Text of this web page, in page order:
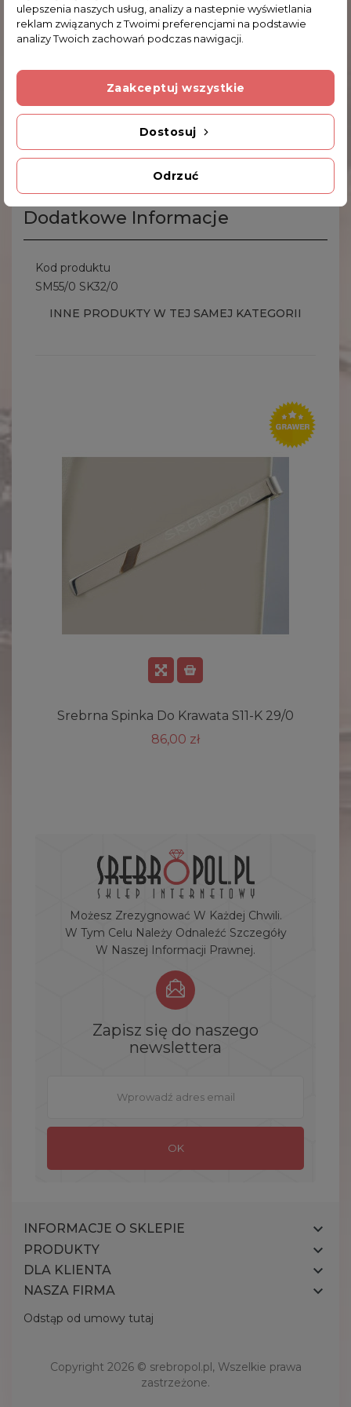
Spinki do mankietów: 1.7 x 1.0 cm (szer. x wys.)
Spinka do krawata: 6.4 x 0.5 cm (dł. x szer.)
Komentarze (0)
Na razie nie dodano żadnej recenzji.
Dodatkowe Informacje
Kod produktu
SM55/0 SK32/0
INNE PRODUKTY W TEJ SAMEJ KATEGORII
Srebrna Spinka Do Krawata S11-K 29/0
86,00 zł
Możesz Zrezygnować W Każdej Chwili.
W Tym Celu Należy Odnaleźć Szczegóły
W Naszej Informacji Prawnej.
Zapisz się do naszego
newslettera
INFORMACJE O SKLEPIE 
PRODUKTY 
DLA KLIENTA 
NASZA FIRMA 
ulepszenia naszych usług, analizy a nastepnie wyświetlania
reklam związanych z Twoimi preferencjami na podstawie
analizy Twoich zachowań podczas nawigacji.
Odrzuć
Dostosuj
Zaakceptuj wszystkie
Odstąp od umowy tutaj
Copyright 2026 © srebropol.pl, Wszelkie prawa
zastrzeżone.